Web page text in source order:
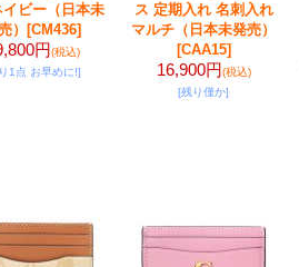
イビー（日本未
）
[CM436]
円(税込)
1点 お早めに!]
ス 定期入れ 名刺入れ
マルチ（日本未発売）
[CAA15]
16,900円(税込)
[残り僅か]